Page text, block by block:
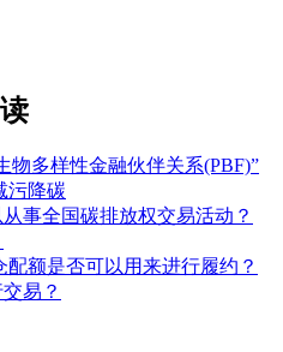
物多样性金融伙伴关系(PBF)”
污降碳
事全国碳排放权交易活动？
额是否可以用来进行履约？
易？